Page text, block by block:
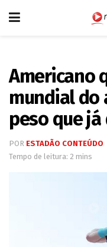
Americano
mundial do
peso que já
POR ESTADÃO CONTEÚDO
Tempo de leitura: 2 mins